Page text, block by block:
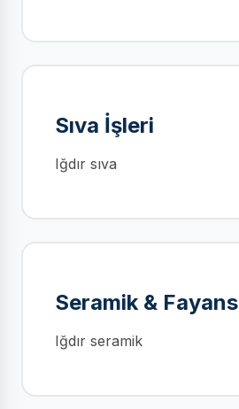
Sıva İşleri
Iğdır sıva
Seramik & Fayans
Iğdır seramik